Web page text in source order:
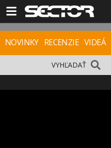
NOVINKY RECENZIE VIDEÁ
VYHĽADAŤ